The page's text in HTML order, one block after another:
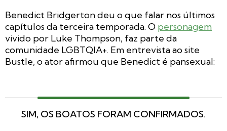
Benedict Bridgerton deu o que falar nos últimos
capítulos da terceira temporada. O personagem
vivido por Luke Thompson, faz parte da
comunidade LGBTQIA+. Em entrevista ao site
Bustle, o ator afirmou que Benedict é pansexual:
SIM, OS BOATOS FORAM CONFIRMADOS.